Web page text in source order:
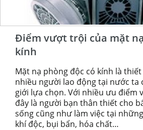
Điểm vượt trội của mặt
kính
Mặt nạ phòng độc có kính là
nhiều người lao động tại nước ta
giới lựa chọn. Với nhiều ưu điểm
đây là người bạn thân thiết cho
sống cũng như làm việc tại
khí độc, bụi bẩn, hóa chất…